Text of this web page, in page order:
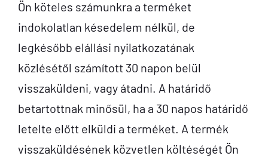
Ön köteles számunkra a terméket
indokolatlan késedelem nélkül, de
legkésőbb elállási nyilatkozatának
közlésétől számított 30 napon belül
visszaküldeni, vagy átadni. A határidő
betartottnak minősül, ha a 30 napos határidő
letelte előtt elküldi a terméket. A termék
visszaküldésének közvetlen költéségét Ön